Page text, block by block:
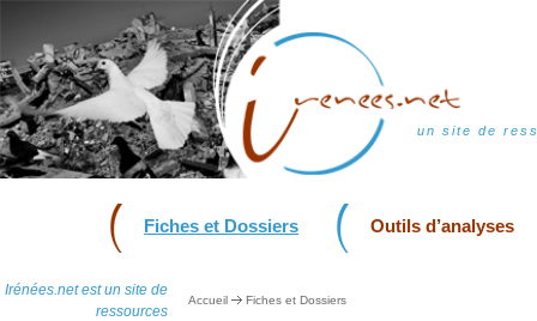
un site de
Fiches et Dossiers Outils d’analyses
Irénées.net est un site de
ressources
Accueil Fiches et Dossiers